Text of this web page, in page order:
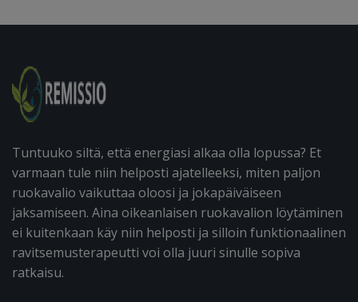
Tuntuuko siltä, että energiasi alkaa olla lopussa? Et
varmaan tule niin helposti ajatelleeksi, miten paljon
ruokavalio vaikuttaa oloosi ja jokapäiväiseen
jaksamiseen. Aina oikeanlaisen ruokavalion löytäminen
ei kuitenkaan käy niin helposti ja silloin funktionaalinen
ravitsemusterapeutti voi olla juuri sinulle sopiva
ratkaisu.